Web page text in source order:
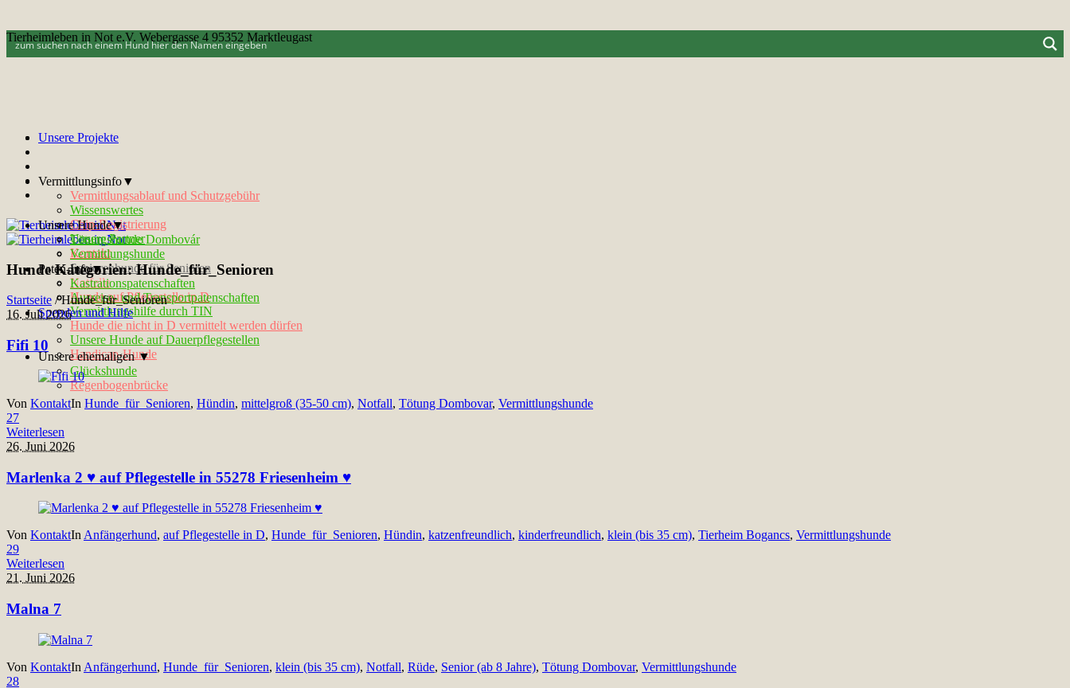
Tierheimleben in Not e.V. Webergasse 4 95352 Marktleugast
Unsere Projekte
Vermittlungsinfo▼
Vermittlungsablauf und Schutzgebühr
Wissenswertes
Chip-Registrierung
Unsere Partner
Kontakt
Unsere Hunde▼
Tötungshunde Dombovár
Vermittlungshunde
Seniorenhunde für Senioren
Notfelle
Hunde auf Pflegestelle in D
Vermittlungshilfe durch TIN
Hunde die nicht in D vermittelt werden dürfen
Unsere Hunde auf Dauerpflegestellen
Handicap-Hunde
Paten-Info▼
Kastrationspatenschaften
Ausreise- und Transportpatenschaften
Spenden und Hilfe
Unsere ehemaligen ▼
Glückshunde
Regenbogenbrücke
Hunde Kategorien:Hunde_für_Senioren
Startseite /Hunde_für_Senioren
16. Juli 2026
Fifi 10
Von KontaktIn Hunde_für_Senioren, Hündin, mittelgroß (35-50 cm), Notfall, Tötung Dombovar, Vermittlungshunde
27
Weiterlesen
26. Juni 2026
Marlenka 2 ♥ auf Pflegestelle in 55278 Friesenheim ♥
Von KontaktIn Anfängerhund, auf Pflegestelle in D, Hunde_für_Senioren, Hündin, katzenfreundlich, kinderfreundlich, klein (bis 35 cm), Tierheim Bogancs, Vermittlungshunde
29
Weiterlesen
21. Juni 2026
Malna 7
Von KontaktIn Anfängerhund, Hunde_für_Senioren, klein (bis 35 cm), Notfall, Rüde, Senior (ab 8 Jahre), Tötung Dombovar, Vermittlungshunde
28